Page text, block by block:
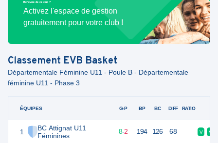
Bénévole de ce club ?
Activez l'espace de gestion
gratuitement pour votre club !
Classement EVB Basket
Départementale Féminine U11 - Poule B - Départementale
féminine U11 - Phase 3
ÉQUIPES
1
BC Attignat U11
Féminines
G-P BP BC DIFF RATIO
26 8-2 194 126 68 V V